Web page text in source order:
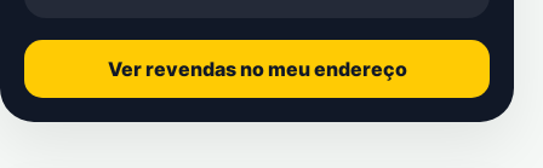
Ver revendas no meu endereço